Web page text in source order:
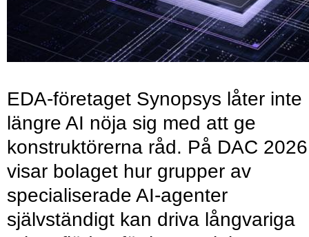
EDA-företaget Synopsys låter inte
längre AI nöja sig med att ge
konstruktörerna råd. På DAC 2026
visar bolaget hur grupper av
specialiserade AI-agenter
självständigt kan driva långvariga